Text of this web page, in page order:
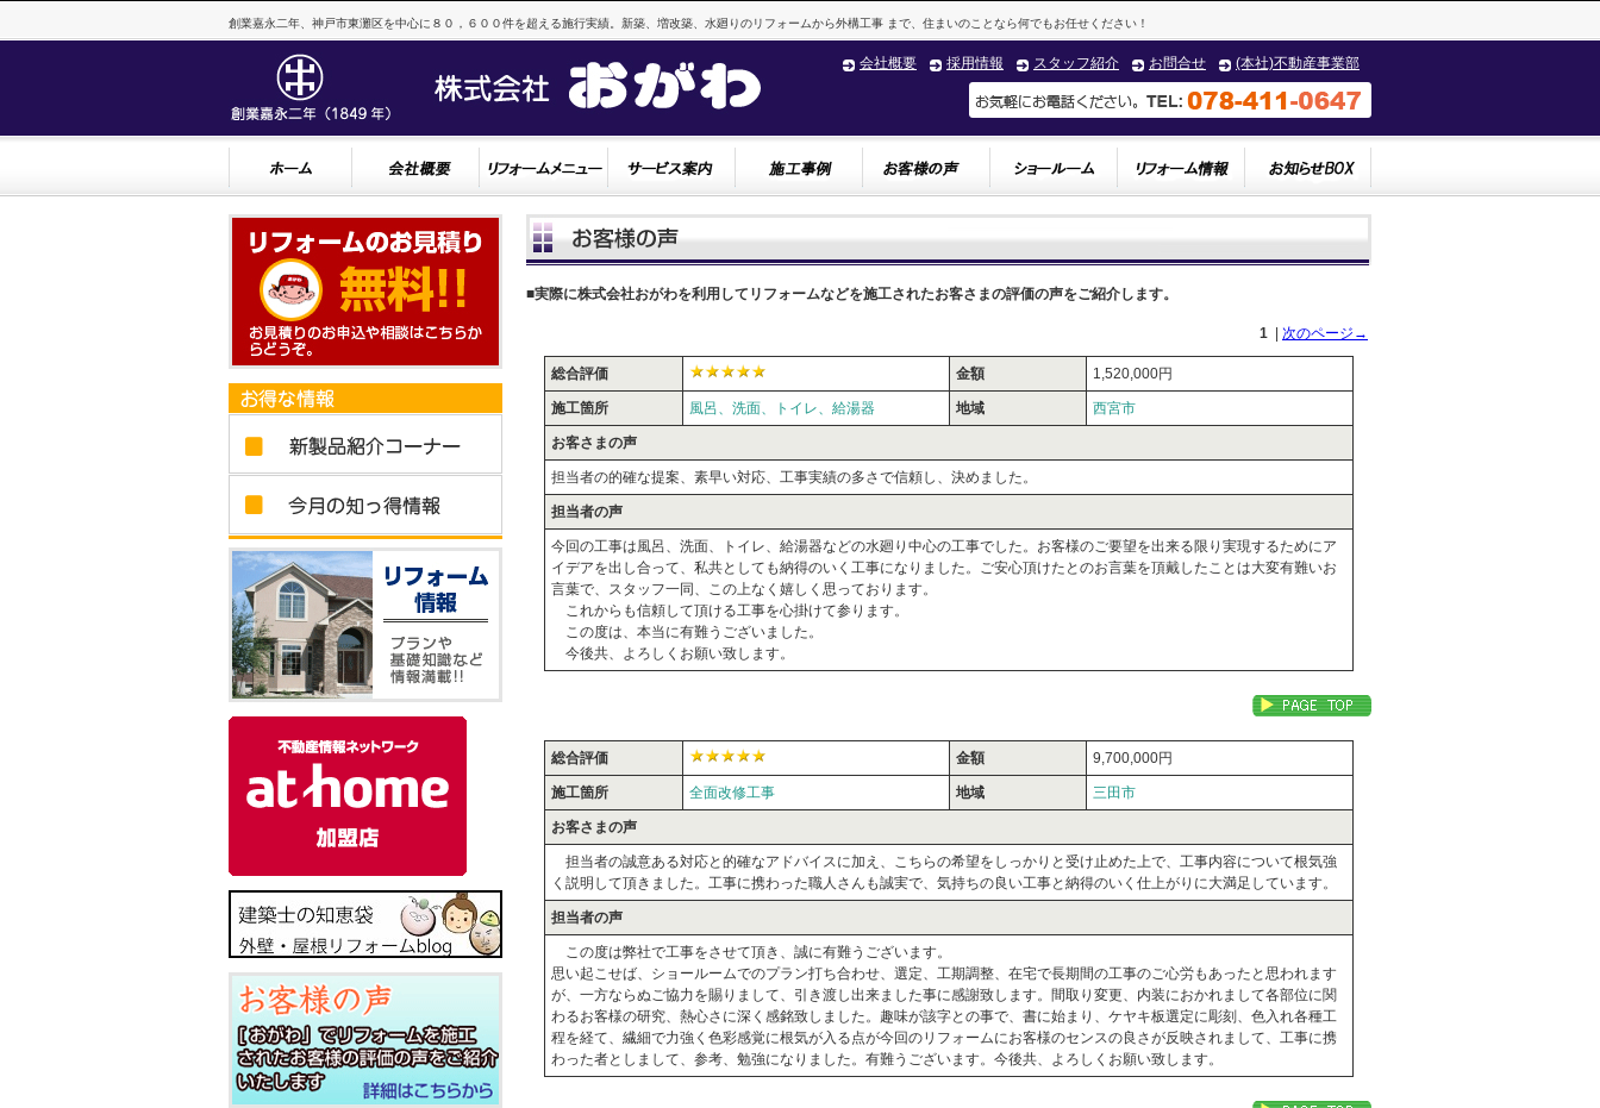
創業嘉永二年、神戸市東灘区を中心に８０，６００件を超える施行実績。新築、増改築、水廻りのリフォームから外構工事 まで、住まいのことなら何でもお任せください！
(本社)不動産事業部
お問合せ
スタッフ紹介
採用情報
会社概要
■実際に株式会社おがわを利用してリフォームなどを施工されたお客さまの評価の声をご紹介します。
1 次のページ→
総合評価 金額 1,520,000円
施工箇所 風呂、洗面、トイレ、給湯器 地域 西宮市
お客さまの声
担当者の的確な提案、素早い対応、工事実績の多さで信頼し、決めました。
担当者の声
今回の工事は風呂、洗面、トイレ、給湯器などの水廻り中心の工事でした。お客様のご要望を出来る限り実現するためにア
イデアを出し合って、私共としても納得のいく工事になりました。ご安心頂けたとのお言葉を頂戴したことは大変有難いお
言葉で、スタッフ一同、この上なく嬉しく思っております。
これからも信頼して頂ける工事を心掛けて参ります。
この度は、本当に有難うございました。
今後共、よろしくお願い致します。
総合評価 金額 9,700,000円
施工箇所 全面改修工事 地域 三田市
お客さまの声
担当者の誠意ある対応と的確なアドバイスに加え、こちらの希望をしっかりと受け止めた上で、工事内容について根気強
く説明して頂きました。工事に携わった職人さんも誠実で、気持ちの良い工事と納得のいく仕上がりに大満足しています。
担当者の声
この度は弊社で工事をさせて頂き、誠に有難うございます。
思い起こせば、ショールームでのプラン打ち合わせ、選定、工期調整、在宅で長期間の工事のご心労もあったと思われます
が、一方ならぬご協力を賜りまして、引き渡し出来ました事に感謝致します。間取り変更、内装におかれまして各部位に関
わるお客様の研究、熱心さに深く感銘致しました。趣味が該字との事で、書に始まり、ケヤキ板選定に彫刻、色入れ各種工
程を経て、繊細で力強く色彩感覚に根気が入る点が今回のリフォームにお客様のセンスの良さが反映されまして、工事に携
わった者としまして、参考、勉強になりました。有難うございます。今後共、よろしくお願い致します。